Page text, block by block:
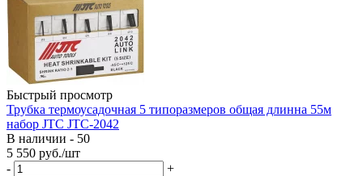
Быстрый просмотр
Трубка термоусадочная 5 типоразмеров общая длинна 55м
набор JTC JTC-2042
В наличии - 50
5 550 руб./шт
-
+